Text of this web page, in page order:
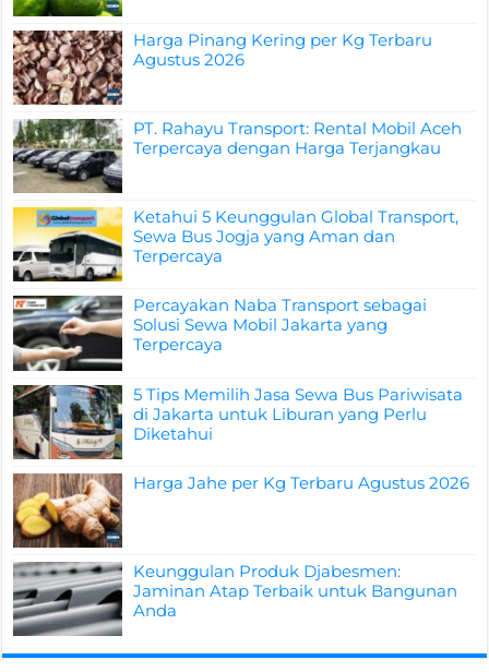
Harga Pinang Kering per Kg Terbaru
Agustus 2026
PT. Rahayu Transport: Rental Mobil Aceh
Terpercaya dengan Harga Terjangkau
Ketahui 5 Keunggulan Global Transport,
Sewa Bus Jogja yang Aman dan
Terpercaya
Percayakan Naba Transport sebagai
Solusi Sewa Mobil Jakarta yang
Terpercaya
5 Tips Memilih Jasa Sewa Bus Pariwisata
di Jakarta untuk Liburan yang Perlu
Diketahui
Harga Jahe per Kg Terbaru Agustus 2026
Keunggulan Produk Djabesmen:
Jaminan Atap Terbaik untuk Bangunan
Anda